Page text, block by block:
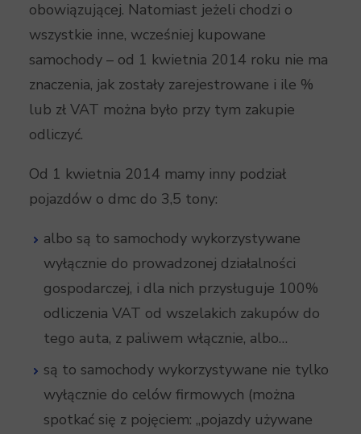
obowiązującej. Natomiast jeżeli chodzi o
wszystkie inne, wcześniej kupowane
samochody – od 1 kwietnia 2014 roku nie ma
znaczenia, jak zostały zarejestrowane i ile %
lub zł VAT można było przy tym zakupie
odliczyć.
Od 1 kwietnia 2014 mamy inny podział
pojazdów o dmc do 3,5 tony:
albo są to samochody wykorzystywane
wyłącznie do prowadzonej działalności
gospodarczej, i dla nich przysługuje 100%
odliczenia VAT od wszelakich zakupów do
tego auta, z paliwem włącznie, albo…
są to samochody wykorzystywane nie tylko
wyłącznie do celów firmowych (można
spotkać się z pojęciem: „pojazdy używane